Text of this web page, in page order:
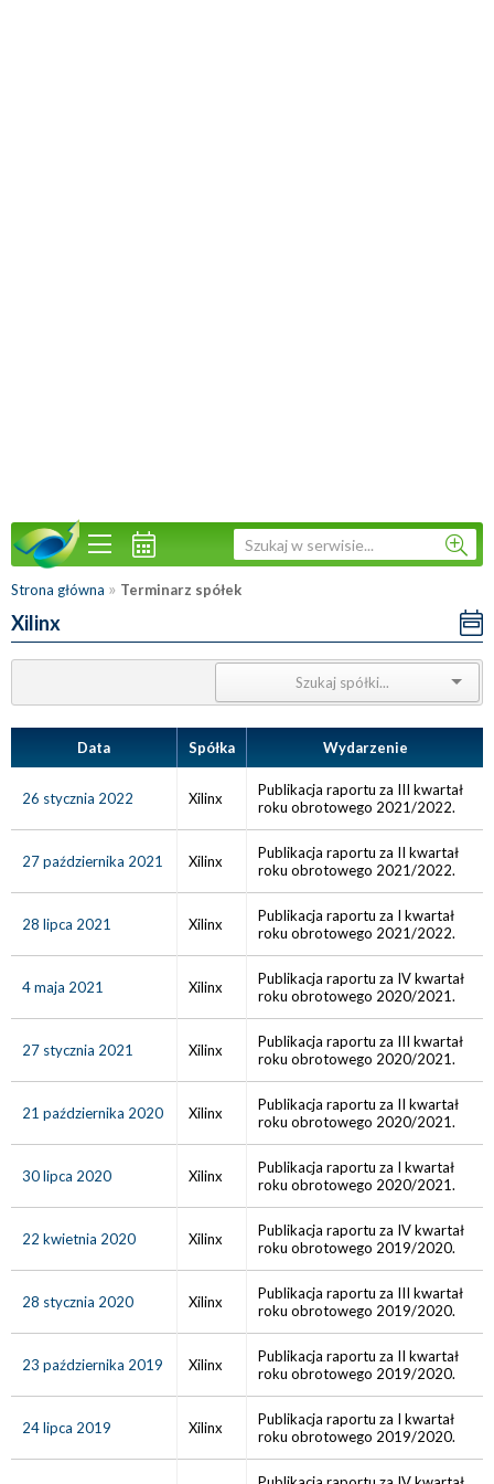
Strona główna » Terminarz spółek
Xilinx
Data Spółka Wydarzenie
26 stycznia 2022 Xilinx
Publikacja raportu za III kwartał
roku obrotowego 2021/2022.
27 października 2021 Xilinx
Publikacja raportu za II kwartał
roku obrotowego 2021/2022.
28 lipca 2021 Xilinx
Publikacja raportu za I kwartał
roku obrotowego 2021/2022.
4 maja 2021 Xilinx
Publikacja raportu za IV kwartał
roku obrotowego 2020/2021.
27 stycznia 2021 Xilinx
Publikacja raportu za III kwartał
roku obrotowego 2020/2021.
21 października 2020 Xilinx
Publikacja raportu za II kwartał
roku obrotowego 2020/2021.
30 lipca 2020 Xilinx
Publikacja raportu za I kwartał
roku obrotowego 2020/2021.
22 kwietnia 2020 Xilinx
Publikacja raportu za IV kwartał
roku obrotowego 2019/2020.
28 stycznia 2020 Xilinx
Publikacja raportu za III kwartał
roku obrotowego 2019/2020.
23 października 2019 Xilinx
Publikacja raportu za II kwartał
roku obrotowego 2019/2020.
24 lipca 2019 Xilinx
Publikacja raportu za I kwartał
roku obrotowego 2019/2020.